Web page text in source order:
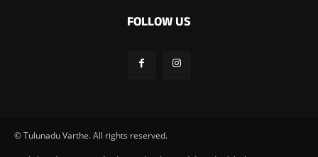
FOLLOW US
© Tulunadu Varthe. All rights reserved.